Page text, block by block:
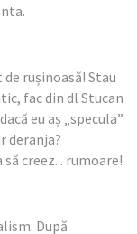
rușinoasă! Stau
fac din dl Stucan
eu aș „specula”
deranja?
creez... rumoare!
După